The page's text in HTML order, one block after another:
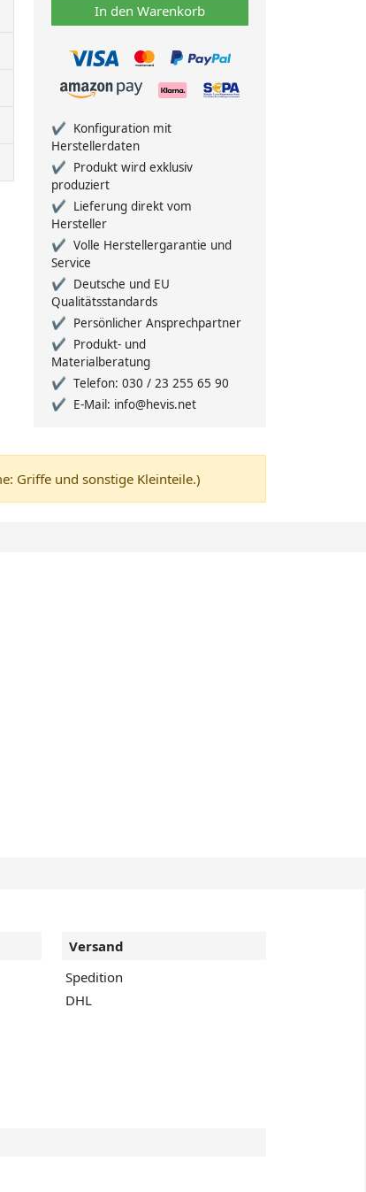
In den Warenkorb
Konfiguration mit
Herstellerdaten
Produkt wird exklusiv
produziert
Lieferung direkt vom
Hersteller
Volle Herstellergarantie und
Service
Deutsche und EU
Qualitätsstandards
Persönlicher Ansprechpartner
Produkt- und
Materialberatung
Telefon: 030 / 23 255 65 90
E-Mail: info@hevis.net
Griffe und sonstige Kleinteile.)
Versand
Spedition
DHL